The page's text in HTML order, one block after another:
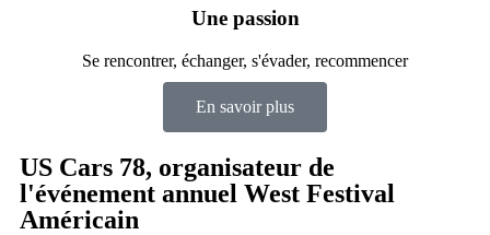
Une passion
Se rencontrer, échanger, s'évader, recommencer
En savoir plus
US Cars 78, organisateur de
l'événement annuel West Festival
Américain